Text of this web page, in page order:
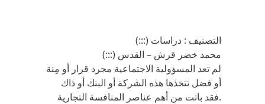
التصنيف : دراسات (:::)
محمد خضر قرش – القدس (:::)
لم تعد المسؤولية الاجتماعية مجرد قرار أو مِنة
أو فضل تتخذها هذه الشركة أو البنك أو ذاك
.فقد باتت من أهم عناصر المنافسة التجارية